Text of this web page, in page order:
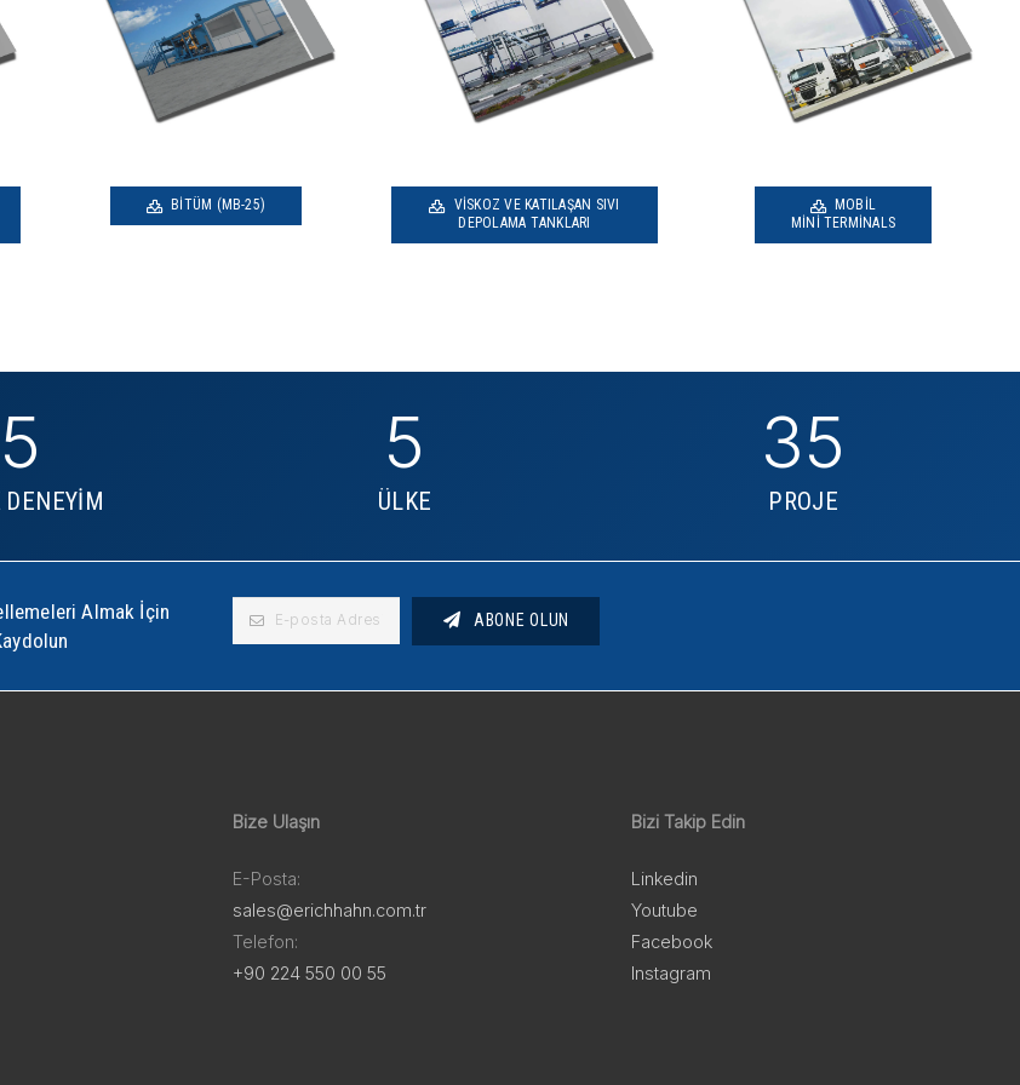
BITÜM (MB-25)
VISKOZ VE KATILAŞAN SIVI
DEPOLAMA TANKLARI
MOBIL
MINI TERMINALS
5
ÜLKE
35
PROJE
Almak İçin
ABONE OLUN
Bize Ulaşın
E-Posta:
sales@erichhahn.com.tr
Telefon:
+90 224 550 00 55
Bizi Takip Edin
Linkedin
Youtube
Facebook
Instagram